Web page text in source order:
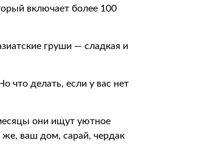
включает более 100
груши — сладкая и
что делать, если у вас нет
они ищут уютное
ваш дом, сарай, чердак